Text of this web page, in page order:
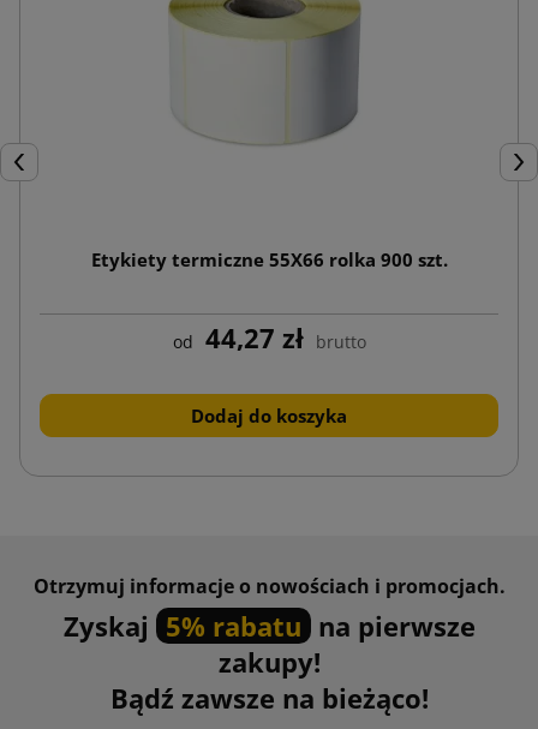
Poprzedni
Etykiety termiczne 55X66 rolka 900 szt.
od 44,27 zł brutto
Dodaj do koszyka
Otrzymuj informacje o nowościach i promocjach.
Zyskaj 5% rabatu na pierwsze
zakupy!
Bądź zawsze na bieżąco!